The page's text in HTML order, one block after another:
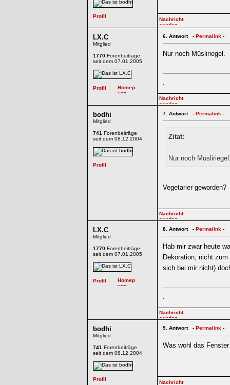
LX.C
Mitglied
1770 Forenbeiträge
seit dem 07.01.2005
6. Antwort - Permalink -
Nur noch Müsliriegel.
.
bodhi
Mitglied
741 Forenbeiträge
seit dem 08.12.2004
7. Antwort - Permalink -
Zitat:
Nur noch
Vegetarier geworden?
LX.C
Mitglied
1770 Forenbeiträge
seit dem 07.01.2005
8. Antwort - Permalink -
Hab mir zwar heute
Dekoration, nicht
sich bei mir nicht)
.
bodhi
Mitglied
741 Forenbeiträge
seit dem 08.12.2004
9. Antwort - Permalink -
Was wohl das